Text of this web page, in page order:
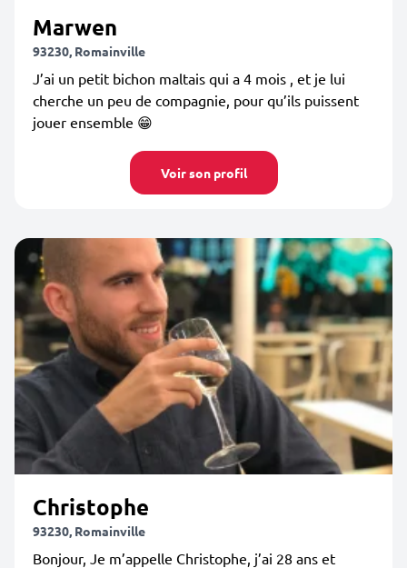
Marwen
93230, Romainville
J’ai un petit bichon maltais qui a 4 mois , et je lui
cherche un peu de compagnie, pour qu’ils puissent
jouer ensemble 😁
Voir son profil
Christophe
93230, Romainville
Bonjour, Je m’appelle Christophe, j’ai 28 ans et